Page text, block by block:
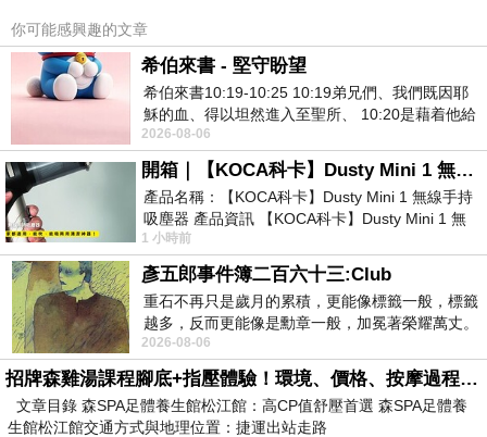
微風與冷雨
體溫與擁抱
歡喜與悲傷
冷與熱交會的那一刻
指尖與琴鍵。
上一篇：小詩時間~~~原野
你可能感興趣的文章
希伯來書 - 堅守盼望
希伯來書10:19-10:25 10:19弟兄們、我們既因耶
穌的血、得以坦然進入至聖所、 10:20是藉着他給
我們開了一條又新又活的路從幔子經過
2026-08-06
開箱｜【KOCA科卡】Dusty Mini 1 無線手持吸塵器
產品名稱：【KOCA科卡】Dusty Mini 1 無線手持
吸塵器 產品資訊 【KOCA科卡】Dusty Mini 1 無
線手持吸塵器評語： 能吸、能吹兼具兩
1 小時前
彥五郎事件簿二百六十三:Club
重石不再只是歲月的累積，更能像標籤一般，標籤
越多，反而更能像是勳章一般，加冕著榮耀萬丈。
習慣一如縱容，成了再難輕輕放下的罪證
2026-08-06
招牌森雞湯課程腳底+指壓體驗！環境、價格、按摩過程全紀錄，森SPA足體養生館松江館最新價格表
文章目錄 森SPA足體養生館松江館：高CP值舒壓首選 森SPA足體養
生館松江館交通方式與地理位置：捷運出站走路